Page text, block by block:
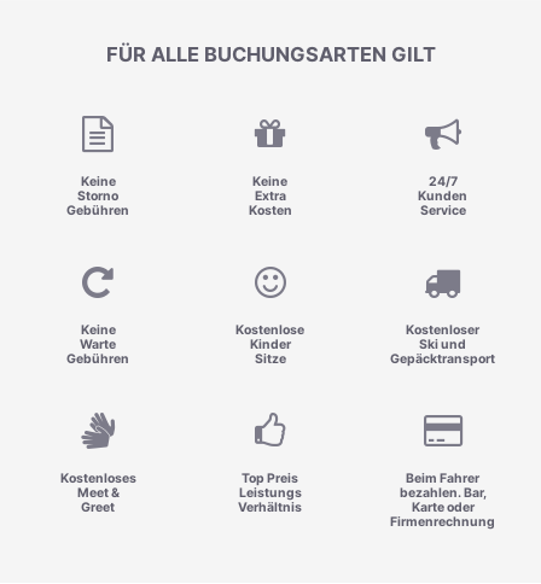
FÜR ALLE BUCHUNGSARTEN GILT
Keine
Storno
Gebühren
Keine
Extra
Kosten
24/7
Kunden
Service
Keine
Warte
Gebühren
Kostenlose
Kinder
Sitze
Kostenloser
Ski und
Gepäcktransport
Kostenloses
Meet &
Greet
Top Preis
Leistungs
Verhältnis
Beim Fahrer
bezahlen. Bar,
Karte oder
Firmenrechnung